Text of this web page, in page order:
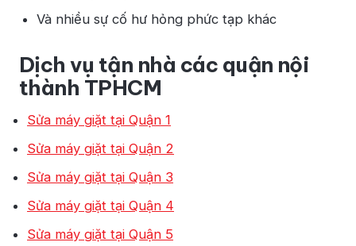
Và nhiều sự cố hư hỏng phức tạp khác
Dịch vụ tận nhà các quận nội
thành TPHCM
Sửa máy giặt tại Quận 1
Sửa máy giặt tại Quận 2
Sửa máy giặt tại Quận 3
Sửa máy giặt tại Quận 4
Sửa máy giặt tại Quận 5